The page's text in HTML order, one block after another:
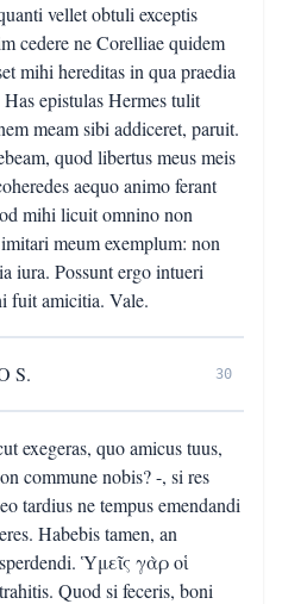
vellet obtuli exceptis
cedere ne Corelliae quidem
mihi hereditas in qua praedia
epistulas Hermes tulit
meam sibi addiceret, paruit.
quod libertus meus meis
aequo animo ferant
mihi licuit omnino non
meum exemplum: non
iura. Possunt ergo intueri
fuit amicitia. Vale.
S. 30
exegeras, quo amicus tuus,
commune nobis? -, si res
tardius ne tempus emendandi
Habebis tamen, an
Ὑμεῖς γὰρ οἱ
Quod si feceris, boni